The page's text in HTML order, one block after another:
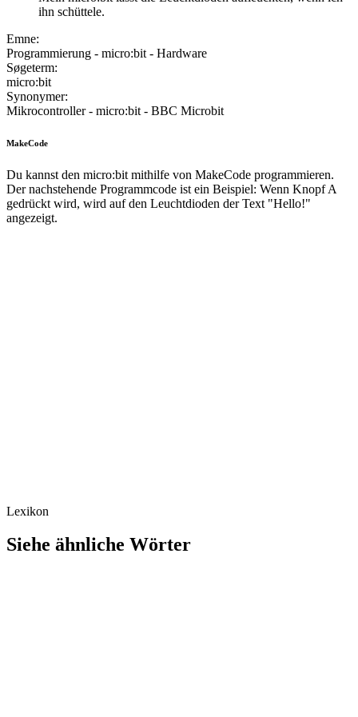
ihn schüttele.
Emne:
Programmierung - micro:bit - Hardware
Søgeterm:
micro:bit
Synonymer:
Mikrocontroller - micro:bit - BBC Microbit
MakeCode
Du kannst den micro:bit mithilfe von MakeCode programmieren.
Der nachstehende Programmcode ist ein Beispiel: Wenn Knopf A
gedrückt wird, wird auf den Leuchtdioden der Text "Hello!"
angezeigt.
Lexikon
Siehe ähnliche Wörter